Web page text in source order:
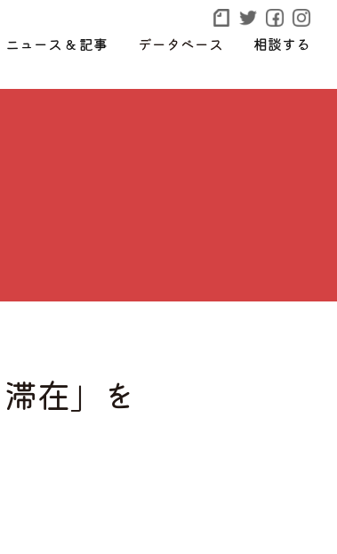
ニュース & 記事 データベース 相談する
在」を